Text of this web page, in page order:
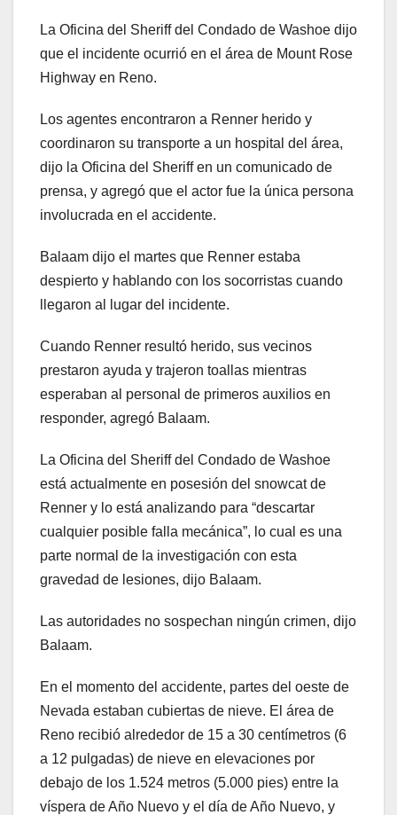
La Oficina del Sheriff del Condado de Washoe dijo
que el incidente ocurrió en el área de Mount Rose
Highway en Reno.
Los agentes encontraron a Renner herido y
coordinaron su transporte a un hospital del área,
dijo la Oficina del Sheriff en un comunicado de
prensa, y agregó que el actor fue la única persona
involucrada en el accidente.
Balaam dijo el martes que Renner estaba
despierto y hablando con los socorristas cuando
llegaron al lugar del incidente.
Cuando Renner resultó herido, sus vecinos
prestaron ayuda y trajeron toallas mientras
esperaban al personal de primeros auxilios en
responder, agregó Balaam.
La Oficina del Sheriff del Condado de Washoe
está actualmente en posesión del snowcat de
Renner y lo está analizando para “descartar
cualquier posible falla mecánica”, lo cual es una
parte normal de la investigación con esta
gravedad de lesiones, dijo Balaam.
Las autoridades no sospechan ningún crimen, dijo
Balaam.
En el momento del accidente, partes del oeste de
Nevada estaban cubiertas de nieve. El área de
Reno recibió alrededor de 15 a 30 centímetros (6
a 12 pulgadas) de nieve en elevaciones por
debajo de los 1.524 metros (5.000 pies) entre la
víspera de Año Nuevo y el día de Año Nuevo, y